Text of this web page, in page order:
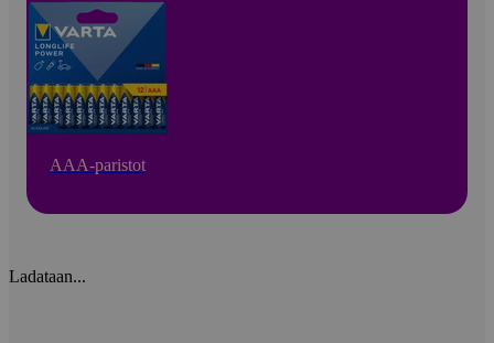
AAA-paristot
Ladataan...